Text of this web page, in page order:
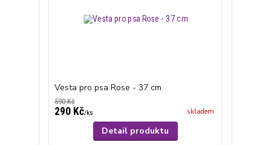
Vesta pro psa Rose - 37 cm
590 Kč
290 Kč/ks skladem
Detail produktu